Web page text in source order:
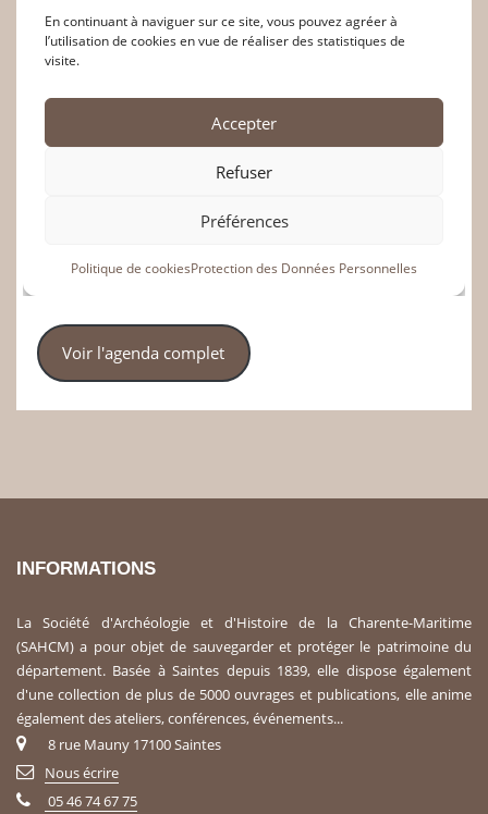
Voir l'agenda complet
INFORMATIONS
La Société d'Archéologie et d'Histoire de la Charente-Maritime
(SAHCM) a pour objet de sauvegarder et protéger le patrimoine du
département. Basée à Saintes depuis 1839, elle dispose également
d'une collection de plus de 5000 ouvrages et publications, elle anime
également des ateliers, conférences, événements...
8 rue Mauny 17100 Saintes
Nous écrire
05 46 74 67 75